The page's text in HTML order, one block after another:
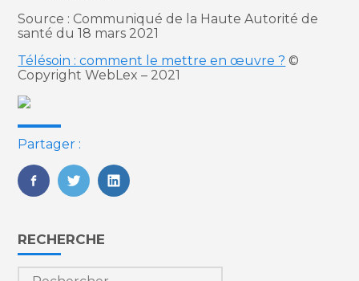
Source : Communiqué de la Haute Autorité de
santé du 18 mars 2021
Télésoin : comment le mettre en œuvre ? ©
Copyright WebLex – 2021
Partager :
FaceBook
TwitterLinkedIn
Blog
sidebar
RECHERCHE
Rechercher :